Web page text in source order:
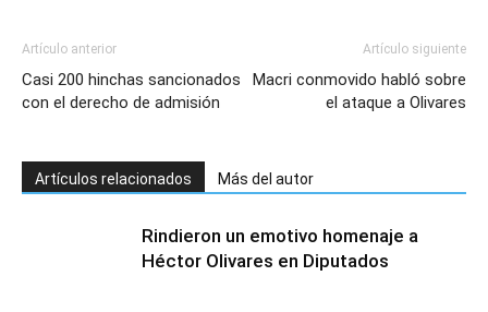
Artículo anterior
Casi 200 hinchas sancionados
con el derecho de admisión
Artículo siguiente
Macri conmovido habló sobre
el ataque a Olivares
Artículos relacionados Más del autor
Rindieron un emotivo homenaje a
Héctor Olivares en Diputados